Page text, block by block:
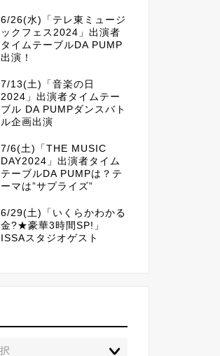
6/26(水)「テレ東ミュージ
ックフェス2024」出演者
タイムテーブルDA PUMP
出演！
7/13(土)「音楽の日
2024」出演者タイムテー
ブル DA PUMPダンスバト
ル企画出演
7/6(土)「THE MUSIC
DAY2024」出演者タイム
テーブルDA PUMPは？テ
ーマは”サプライズ”
6/29(土)「いくらかわかる
金?★豪華3時間SP!」
ISSAスタジオゲスト